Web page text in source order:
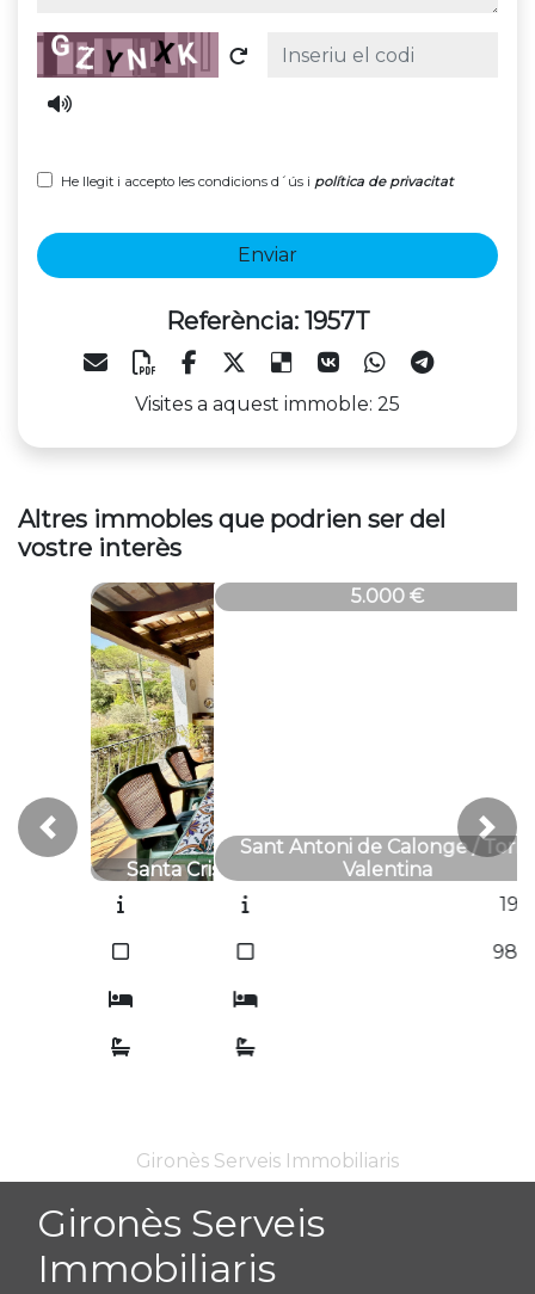
Captcha
He llegit i accepto les condicions d´ús i política de privacitat
Enviar
Referència: 1957T
Visites a aquest immoble: 25
Altres immobles que podrien ser del
vostre interès
1957T
Sant Antoni de Calonge / Torre
Valentina
Previous Next
Gironès Serveis Immobiliaris
Gironès Serveis
Immobiliaris